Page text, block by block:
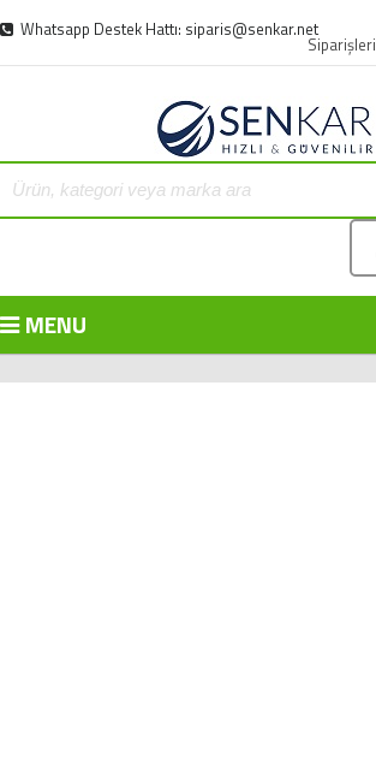
Whatsapp Destek Hattı: siparis@senkar.net
MENU